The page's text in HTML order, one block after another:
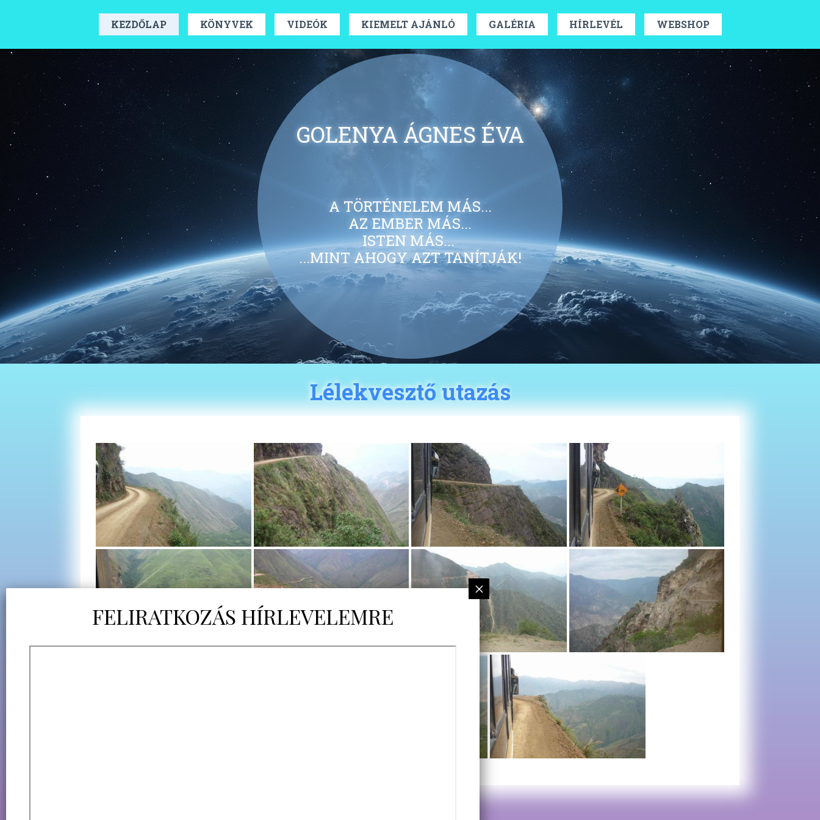
KEZDŐLAP KÖNYVEK VIDEÓK KIEMELT AJÁNLÓ GALÉRIA HÍRLEVÉL WEBSHOP
GOLENYA ÁGNES ÉVA
A TÖRTÉNELEM MÁS...
AZ EMBER MÁS...
ISTEN MÁS...
...MINT AHOGY AZT TANÍTJÁK!
Lélekvesztő utazás